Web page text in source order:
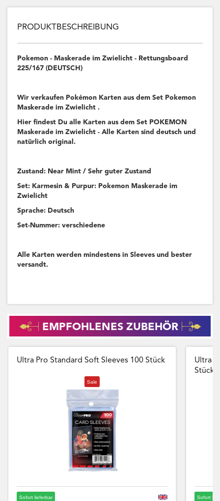
PRODUKTBESCHREIBUNG
Pokemon - Maskerade im Zwielicht - Rettungsboard
225/167 (DEUTSCH)
Wir verkaufen Pokémon Karten aus dem Set Pokemon
Maskerade im Zwielicht .
Hier findest Du alle Karten aus dem Set POKEMON
Maskerade im Zwielicht - Alle Karten sind deutsch und
natürlich original.
Zustand: Near Mint / Sehr guter Zustand
Set: Karmesin & Purpur: Pokemon Maskerade im
Zwielicht
Sprache: Deutsch
Set-Nummer: verschiedene
Alle Karten werden mindestens in Sleeves und bester
versandt.
EMPFOHLENES ZUBEHÖR
Ultra Pro Standard Soft Sleeves 100 Stück
Sale
Sofort lieferbar
Ultra
Stück
Sofort